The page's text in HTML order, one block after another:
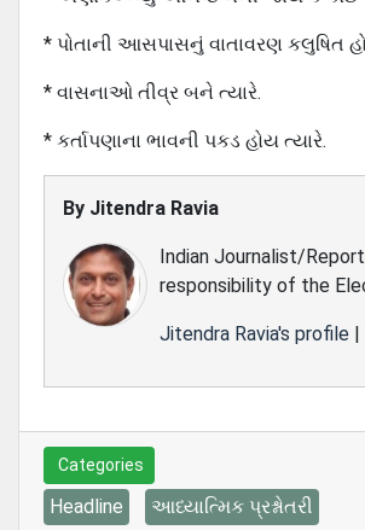
* પોતાની આસપાસનું વાતાવરણ કલુષિત
* વાસનાઓ તીવ્ર બને ત્યારે.
* કર્તાપણાના ભાવની પકડ હોય ત્યારે.
By Jitendra Ravia
Indian Journalist/
responsibility of the
Jitendra Ravia's profile |
Categories
Headline આધ્યાત્મિક પ્રશ્નોતરી